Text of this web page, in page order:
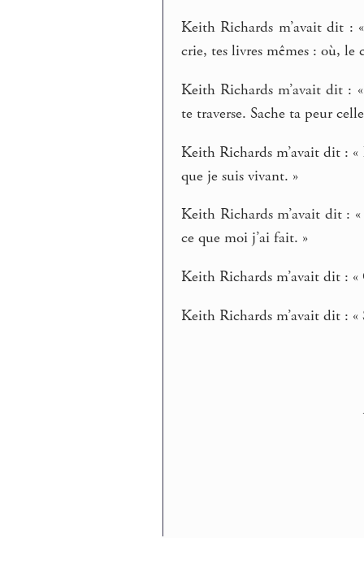
Keith Richards m’avait dit :
crie, tes livres mêmes : où, le
Keith Richards m’avait dit :
te traverse. Sache ta peur
Keith Richards m’avait dit : «
que je suis vivant. »
Keith Richards m’avait dit :
ce que moi j’ai fait. »
Keith Richards m’avait dit : «
Keith Richards m’avait dit : «